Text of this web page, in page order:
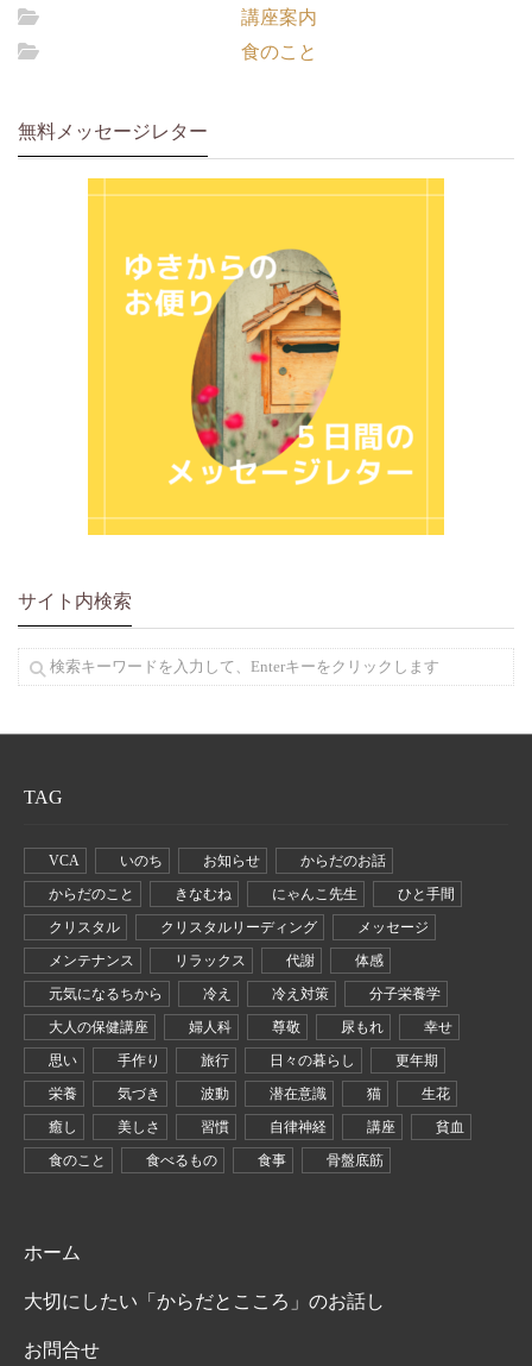
講座案内
食のこと
無料メッセージレター
サイト内検索
TAG
VCA いのち お知らせ
からだのお話
からだのこと
きなむね にゃんこ先生
ひと手間
クリスタル
クリスタルリーディング
メッセージ
メンテナンス
リラックス 代謝
体感
元気になるちから
冷え 冷え対策
分子栄養学
大人の保健講座
婦人科 尊敬 尿もれ
幸せ
思い
手作り 旅行 日々の暮らし
更年期
栄養
気づき 波動 潜在意識 猫
生花
癒し
美しさ 習慣 自律神経 講座
貧血
食のこと
食べるもの 食事 骨盤底筋
ホーム
大切にしたい「からだとこころ」のお話し
お問合せ